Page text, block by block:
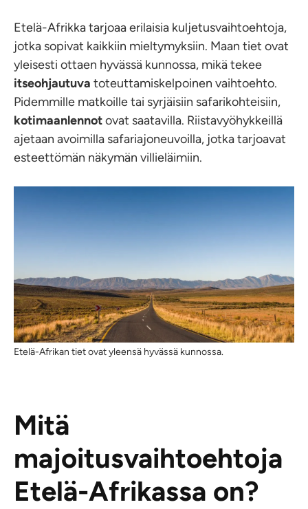
Etelä-Afrikka tarjoaa erilaisia kuljetusvaihtoehtoja,
jotka sopivat kaikkiin mieltymyksiin. Maan tiet ovat
yleisesti ottaen hyvässä kunnossa, mikä tekee
itseohjautuva toteuttamiskelpoinen vaihtoehto.
Pidemmille matkoille tai syrjäisiin safarikohteisiin,
kotimaanlennotovat saatavilla. Riistavyöhykkeillä
ajetaan avoimilla safariajoneuvoilla, jotka tarjoavat
esteettömän näkymän villieläimiin.
Etelä-Afrikan tiet ovat yleensä hyvässä kunnossa.
Mitä
majoitusvaihtoehtoja
Etelä-Afrikassa on?